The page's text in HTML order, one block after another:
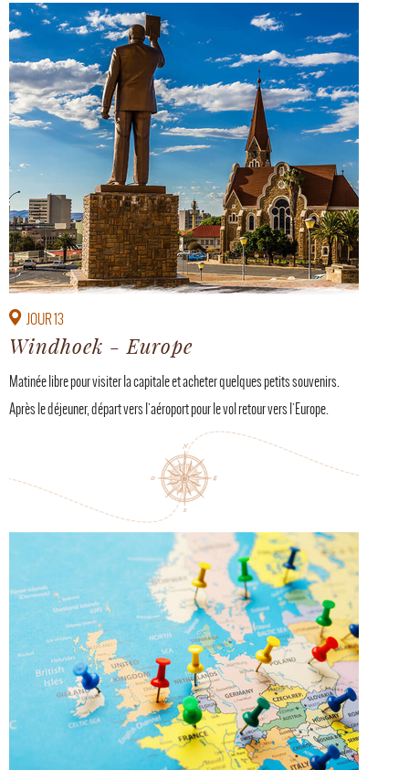
JOUR 13
Windhoek - Europe
Matinée libre pour visiter la capitale et acheter quelques petits souvenirs.
Après le déjeuner, départ vers l'aéroport pour le vol retour vers l'Europe.